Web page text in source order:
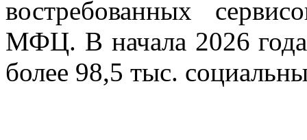
востребованных
МФЦ. В начала 2026 года
более 98,5 тыс.